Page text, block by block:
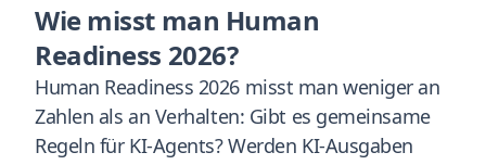
Wie misst man Human
Readiness 2026?
Human Readiness 2026 misst man weniger an
Zahlen als an Verhalten: Gibt es gemeinsame
Regeln für KI-Agents? Werden KI-Ausgaben